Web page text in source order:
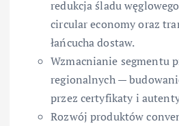
redukcja śladu
circular economy oraz
łańcucha dostaw.
Wzmacnianie segmentu
regionalnych —
przez certyfikaty i
Rozwój produktów